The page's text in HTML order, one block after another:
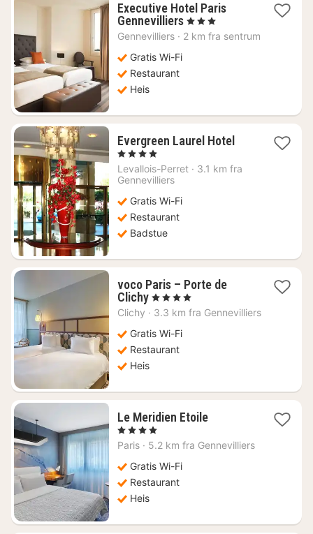
Executive Hotel Paris
Gennevilliers1
natt
, 3 Stjerner
Gennevilliers · 2 km fra sentrum
Gratis Wi-Fi
Restaurant
Heis
Evergreen Laurel Hotel1
fra
, 4 Stjerner
Levallois-Perret · 3.1 km fra
Gennevilliers
Gratis Wi-Fi
Restaurant
Badstue
voco Paris – Porte de
Clichy1
natt
1050
kr.
, 4 Stjerner
Clichy · 3.3 km fra Gennevilliers
Gratis Wi-Fi
Restaurant
Heis
Le Meridien Etoile1
fra
, 4 Stjerner
Paris · 5.2 km fra Gennevilliers
Gratis Wi-Fi
Restaurant
Heis